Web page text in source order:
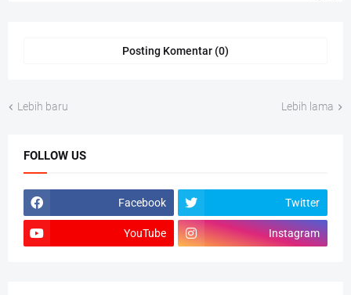
Posting Komentar (0)
Lebih baru Lebih lama
FOLLOW US
Facebook Twitter
YouTube Instagram